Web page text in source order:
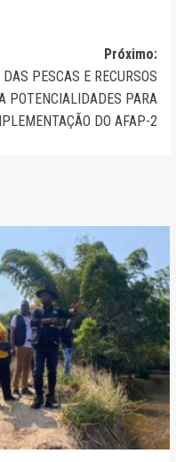
Próximo:
PESCAS E RECURSOS
POTENCIALIDADES PARA
DO AFAP-2